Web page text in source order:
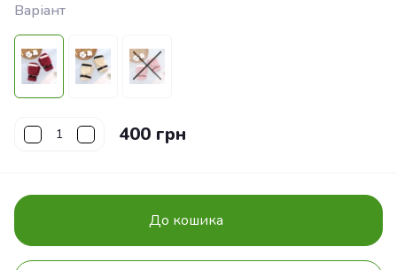
Варіант
400 грн
До кошика